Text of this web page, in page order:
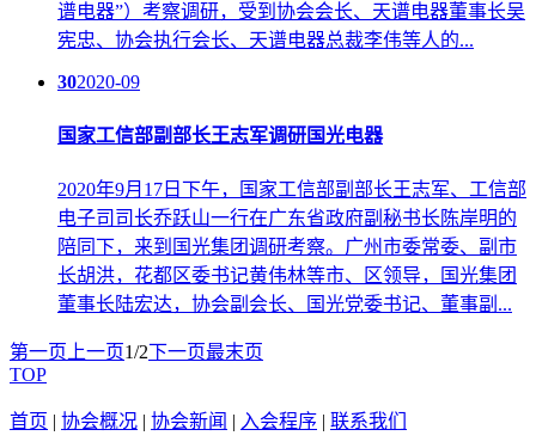
谱电器”）考察调研，受到协会会长、天谱电器董事长吴
宪忠、协会执行会长、天谱电器总裁李伟等人的...
302020-09
国家工信部副部长王志军调研国光电器
2020年9月17日下午，国家工信部副部长王志军、工信部
电子司司长乔跃山一行在广东省政府副秘书长陈岸明的
陪同下，来到国光集团调研考察。广州市委常委、副市
长胡洪，花都区委书记黄伟林等市、区领导，国光集团
董事长陆宏达，协会副会长、国光党委书记、董事副...
第一页 上一页1/2下一页最末页
TOP
首页 | 协会概况 | 协会新闻 | 入会程序 | 联系我们